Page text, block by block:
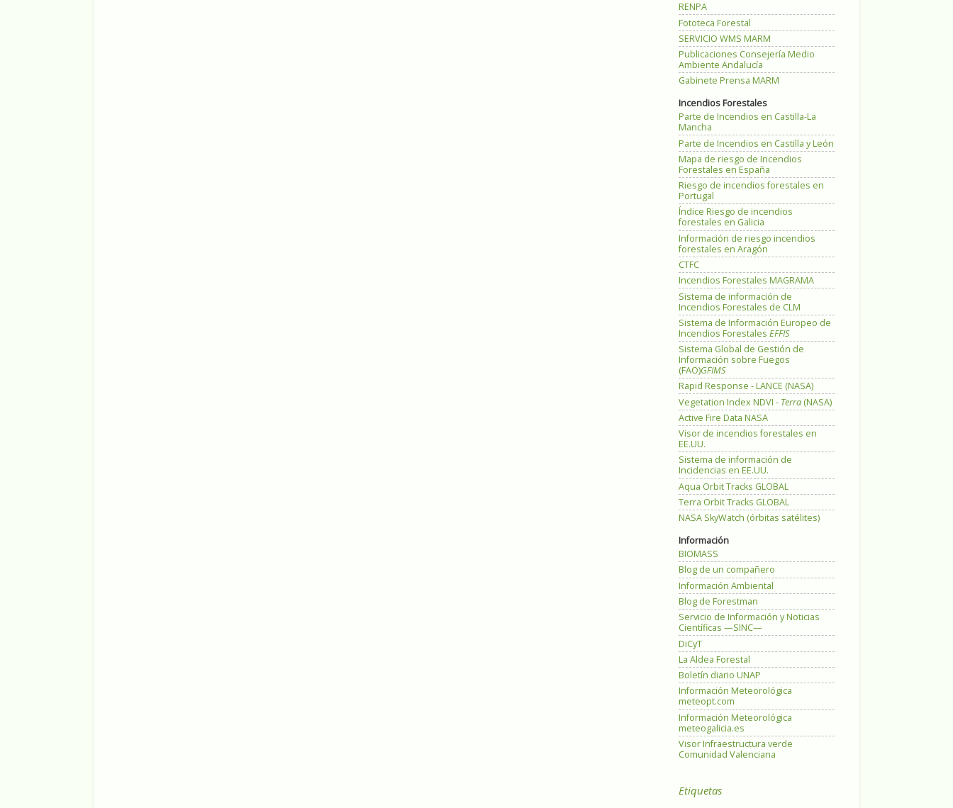
RENPA
Fototeca Forestal
SERVICIO WMS MARM
Publicaciones Consejería Medio
Ambiente Andalucía
Gabinete Prensa MARM
Incendios Forestales
Parte de Incendios en Castilla-La
Mancha
Parte de Incendios en Castilla y León
Mapa de riesgo de Incendios
Forestales en España
Riesgo de incendios forestales en
Portugal
Índice Riesgo de incendios
forestales en Galicia
Información de riesgo incendios
forestales en Aragón
CTFC
Incendios Forestales MAGRAMA
Sistema de información de
Incendios Forestales de CLM
Sistema de Información Europeo de
Incendios Forestales EFFIS
Sistema Global de Gestión de
Información sobre Fuegos
(FAO)GFIMS
Rapid Response - LANCE (NASA)
Vegetation Index NDVI - Terra (NASA)
Active Fire Data NASA
Visor de incendios forestales en
EE.UU.
Sistema de información de
Incidencias en EE.UU.
Aqua Orbit Tracks GLOBAL
Terra Orbit Tracks GLOBAL
NASA SkyWatch (órbitas satélites)
Información
BIOMASS
Blog de un compañero
Información Ambiental
Blog de Forestman
Servicio de Información y Noticias
Científicas —SINC—
DiCyT
La Aldea Forestal
Boletín diario UNAP
Información Meteorológica
meteopt.com
Información Meteorológica
meteogalicia.es
Visor Infraestructura verde
Comunidad Valenciana
Etiquetas